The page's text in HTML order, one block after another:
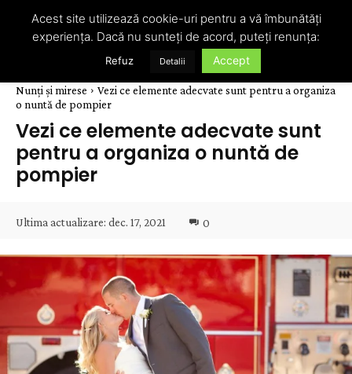
Nunți și mirese
Vezi ce elemente adecvate sunt pentru a organiza
o nuntă de pompier
Vezi ce elemente adecvate sunt
pentru a organiza o nuntă de
pompier
Ultima actualizare: dec. 17, 2021 0
Acest site utilizează cookie-uri pentru a vă îmbunătăți
experiența. Dacă nu sunteți de acord, puteți renunța:
Refuz Detalii Accept